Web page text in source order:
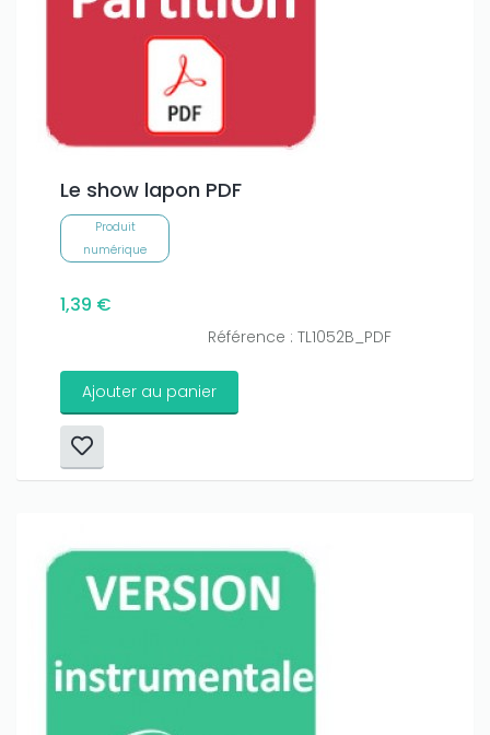
Le show lapon PDF
Produit
numérique
1,39 €
Référence : TL1052B_PDF
Ajouter au panier